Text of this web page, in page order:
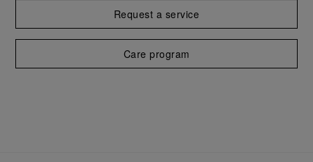
Request a service
Care program